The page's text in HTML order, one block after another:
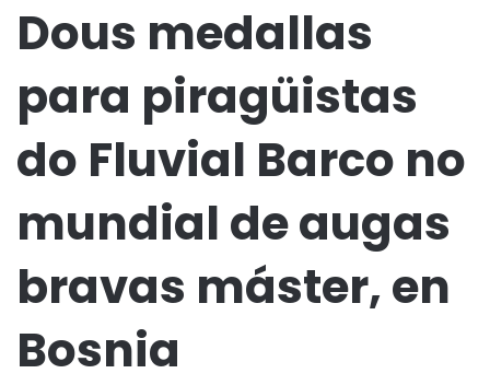
Dous medallas
para piragüistas
do Fluvial Barco no
mundial de augas
bravas máster, en
Bosnia